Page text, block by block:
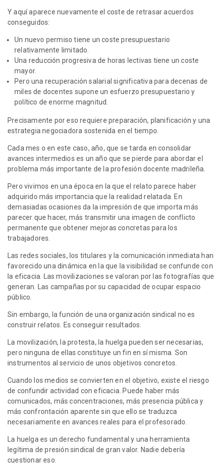
Y aquí aparece nuevamente el coste de retrasar acuerdos
conseguidos:
Un nuevo permiso tiene un coste presupuestario
relativamente limitado.
Una reducción progresiva de horas lectivas tiene un coste
mayor.
Pero una recuperación salarial significativa para decenas de
miles de docentes supone un esfuerzo presupuestario y
político de enorme magnitud.
Precisamente por eso requiere preparación, planificación y una
estrategia negociadora sostenida en el tiempo.
Cada mes o en este caso, año, que se tarda en consolidar
avances intermedios es un año que se pierde para abordar el
problema más importante de la profesión docente madrileña.
Pero vivimos en una época en la que el relato parece haber
adquirido más importancia que la realidad relatada. En
demasiadas ocasiones da la impresión de que importa más
parecer que hacer, más transmitir una imagen de conflicto
permanente que obtener mejoras concretas para los
trabajadores.
Las redes sociales, los titulares y la comunicación inmediata han
favorecido una dinámica en la que la visibilidad se confunde con
la eficacia. Las movilizaciones se valoran por las fotografías que
generan. Las campañas por su capacidad de ocupar espacio
público.
Sin embargo, la función de una organización sindical no es
construir relatos. Es conseguir resultados.
La movilización, la protesta, la huelga pueden ser necesarias,
pero ninguna de ellas constituye un fin en sí misma. Son
instrumentos al servicio de unos objetivos concretos.
Cuando los medios se convierten en el objetivo, existe el riesgo
de confundir actividad con eficacia. Puede haber más
comunicados, más concentraciones, más presencia pública y
más confrontación aparente sin que ello se traduzca
necesariamente en avances reales para el profesorado.
La huelga es un derecho fundamental y una herramienta
legítima de presión sindical de gran valor. Nadie debería
cuestionar eso.